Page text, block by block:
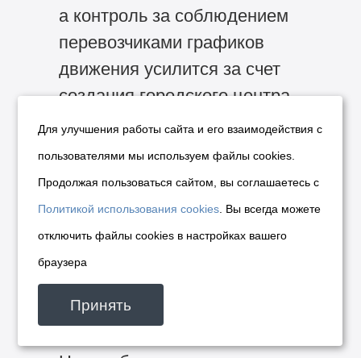
а контроль за соблюдением
перевозчиками графиков
движения усилится за счет
создания городского центра
управления движением.
Еще одна составляющая
привлекательности города
для жизни — это состояние
окружающей среды. Сегодня
программы улучшения
экологической обстановки
Для улучшения работы сайта и его взаимодействия с
пользователями мы используем файлы cookies.
Продолжая пользоваться сайтом, вы соглашаетесь с
Политикой использования cookies . Вы всегда можете
отключить файлы cookies в настройках вашего
браузера
Принять